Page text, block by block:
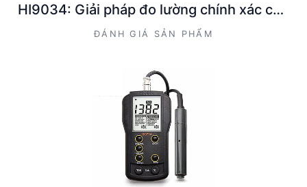
HI9034: Giải pháp đo lường chính xác cho
kỹ sư và nhà quản lý kỹ thuật
ĐÁNH GIÁ SẢN PHẨM